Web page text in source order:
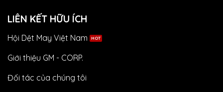
LIÊN KẾT HỮU ÍCH
Hội Dệt May Việt Nam
Giới thiệu GM - CORP.
Đối tác của chúng tôi